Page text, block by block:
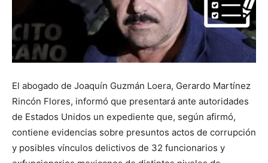
El abogado de Joaquín Guzmán Loera, Gerardo Martínez
Rincón Flores, informó que presentará ante autoridades
de Estados Unidos un expediente que, según afirmó,
contiene evidencias sobre presuntos actos de corrupción
y posibles vínculos delictivos de 32 funcionarios y